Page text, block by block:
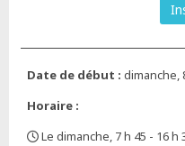
Date de début : dimanche,
Horaire :
Le dimanche, 7 h 45 - 16 h